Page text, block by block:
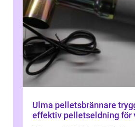
Ulma pelletsbrännare trygg och
effektiv pelletseldning för